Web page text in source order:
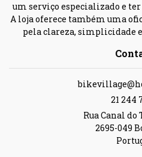
um serviço especializado e
A loja oferece também uma
pela clareza, simplicidade
21 244
Rua Canal do
2695-049